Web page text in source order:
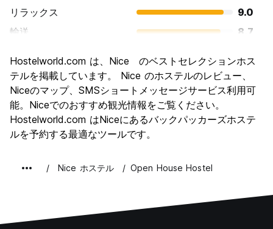
リラックス
9.0
輸送
8.7
文化
ナイトライフ
7.9
コストパフォーマンス
Hostelworld.com は、Nice のベストセレクションホス
テルを掲載しています。 Nice のホステルのレビュー、
Niceのマップ、SMSショートメッセージサービス利用可
能。Niceでのおすすめ観光情報をご覧ください。
Hostelworld.com はNiceにあるバックパッカーズホステ
ルを予約する最適なツールです。
Nice ホステル Open House Hostel